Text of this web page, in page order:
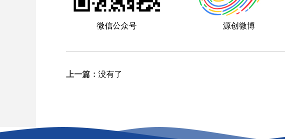
微信公众号 源创微博
上一篇： 没有了